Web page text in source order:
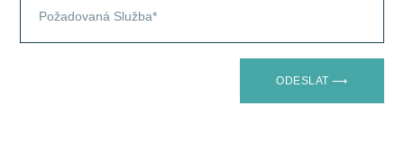
ODESLAT ⟶